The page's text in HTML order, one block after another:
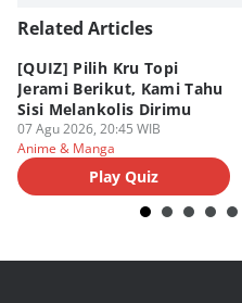
Related Articles
[QUIZ] Pilih Kru Topi
Jerami Berikut, Kami Tahu
Sisi Melankolis Dirimu
07 Agu 2026, 20:45 WIB
Anime & Manga
Play Quiz